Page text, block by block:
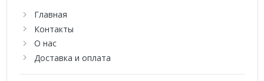
Главная
Контакты
О нас
Доставка и оплата